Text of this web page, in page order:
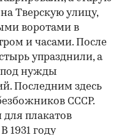
Тверскую улицу,
воротами в
и часами. После
упразднили, а
под нужды
Последним здесь
СССР.
плакатов
1931 году